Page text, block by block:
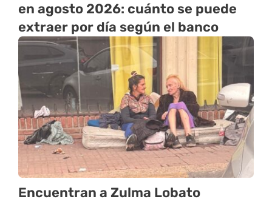
en agosto 2026: cuánto se puede
extraer por día según el banco
Encuentran a Zulma Lobato